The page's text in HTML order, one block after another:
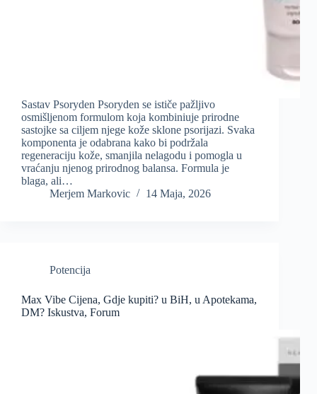
Sastav Psoryden Psoryden se ističe pažljivo
osmišljenom formulom koja kombiniuje prirodne
sastojke sa ciljem njege kože sklone psorijazi. Svaka
komponenta je odabrana kako bi podržala
regeneraciju kože, smanjila nelagodu i pomogla u
vraćanju njenog prirodnog balansa. Formula je
blaga, ali…
Merjem Markovic
14 Maja, 2026
Potencija
Max Vibe Cijena, Gdje kupiti? u BiH, u Apotekama,
DM? Iskustva, Forum